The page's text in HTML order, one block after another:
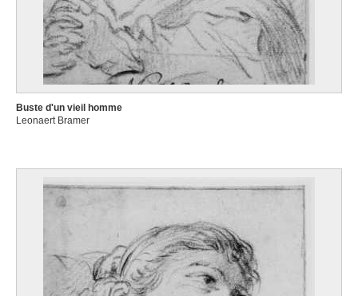
Buste d'un vieil homme
Leonaert Bramer